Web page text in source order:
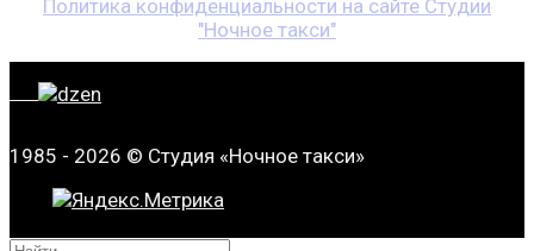
Политика конфиденциальности на сайте Студии
"Ночное такси"
1985 - 2026 © Студия «Ночное такси»